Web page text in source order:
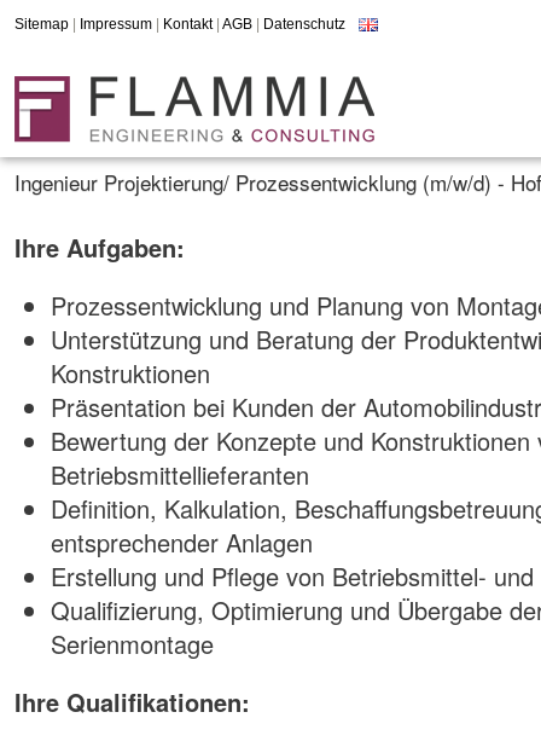
Sitemap Impressum Kontakt| AGB Datenschutz
Ingenieur Projektierung/ Prozessentwicklung (m/w/d) - Hof
Ihre Aufgaben:
Prozessentwicklung und Planung von
Unterstützung und Beratung der
Konstruktionen
Präsentation bei Kunden der
Bewertung der Konzepte und Konstruktionen
Betriebsmittellieferanten
Definition, Kalkulation,
entsprechender Anlagen
Erstellung und Pflege von Betriebsmittel-
Qualifizierung, Optimierung und Übergabe
Serienmontage
Ihre Qualifikationen: